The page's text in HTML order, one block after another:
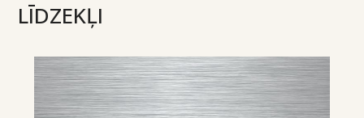
LĪDZEKĻI